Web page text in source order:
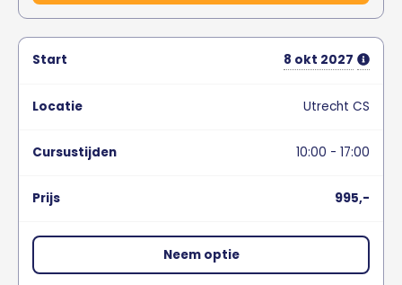
8 okt 2027
Utrecht CS
10:00 - 17:00
995,-
Neem optie